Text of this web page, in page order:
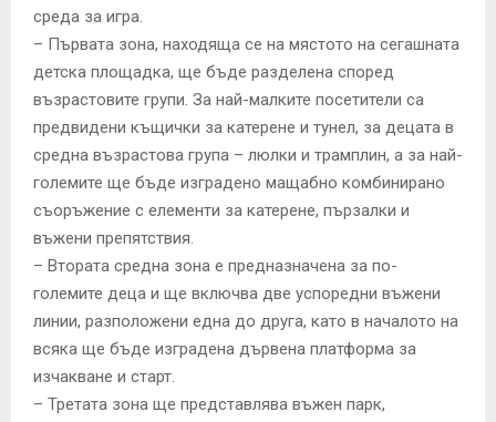
среда за игра.
– Първата зона, находяща се на мястото на сегашната
детска площадка, ще бъде разделена според
възрастовите групи. За най-малките посетители са
предвидени къщички за катерене и тунел, за децата в
средна възрастова група – люлки и трамплин, а за най-
големите ще бъде изградено мащабно комбинирано
съоръжение с елементи за катерене, пързалки и
въжени препятствия.
– Втората средна зона е предназначена за по-
големите деца и ще включва две успоредни въжени
линии, разположени една до друга, като в началото на
всяка ще бъде изградена дървена платформа за
изчакване и старт.
– Третата зона ще представлява въжен парк,